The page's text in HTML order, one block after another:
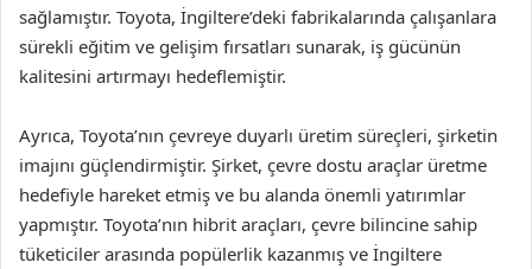
sağlamıştır. Toyota, İngiltere’deki fabrikalarında çalışanlara
sürekli eğitim ve gelişim fırsatları sunarak, iş gücünün
kalitesini artırmayı hedeflemiştir.
Ayrıca, Toyota’nın çevreye duyarlı üretim süreçleri, şirketin
imajını güçlendirmiştir. Şirket, çevre dostu araçlar üretme
hedefiyle hareket etmiş ve bu alanda önemli yatırımlar
yapmıştır. Toyota’nın hibrit araçları, çevre bilincine sahip
tüketiciler arasında popülerlik kazanmış ve İngiltere